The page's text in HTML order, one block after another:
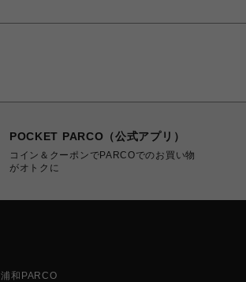
POCKET PARCO（公式アプリ）
コイン＆クーポンでPARCOでのお買い物
がオトクに
浦和PARCO